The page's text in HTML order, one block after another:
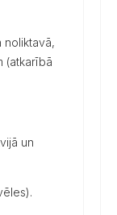
noliktavā,
(atkarībā
un